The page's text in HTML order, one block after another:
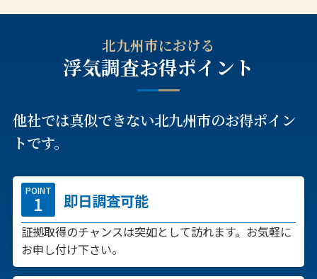
北九州市における
浮気調査お得ポイント
他社では真似できない北九州市のお得ポイン
トです。
POINT 即日調査可能
証拠取得のチャンスは突如として訪れます。お気軽に
お申し付け下さい。